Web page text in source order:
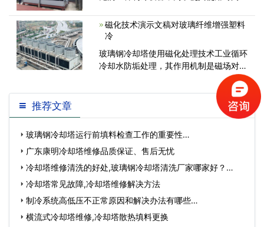
洁工作之外，还需要我们平时及时做好保
养工作。<
磁化技术演示文稿对玻璃纤维增强塑料
冷
玻璃钢冷却塔使用磁化处理技术工业循环
冷却水防垢处理，其作用机制是磁场对水
和水中的的离子发生作用，改变成规
推荐文章
玻璃钢冷却塔运行前填料检查工作的重要性…
广东康明冷却塔维修品质保证、售后无忧
冷却塔维修清洗的好处,玻璃钢冷却塔清洗厂家哪家好？…
冷却塔常见故障,冷却塔维修解决方法
制冷系统高低压不正常原因和解决办法有哪些…
横流式冷却塔维修,冷却塔散热填料更换